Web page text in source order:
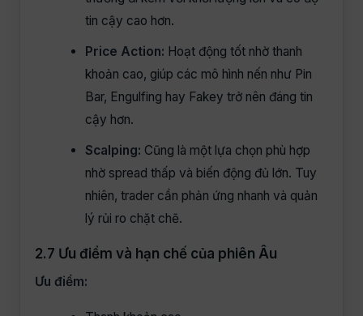
tin cậy cao hơn.
Price Action: Hoạt động tốt nhờ thanh
khoản cao, giúp các mô hình nến như Pin
Bar, Engulfing hay Fakey trở nên đáng tin
cậy hơn.
Scalping: Cũng là một lựa chọn phù hợp
nhờ spread thấp và biến động đủ lớn. Tuy
nhiên, trader cần phản ứng nhanh và quản
lý rủi ro chặt chẽ.
2.7 Ưu điểm và hạn chế của phiên Âu
Ưu điểm: